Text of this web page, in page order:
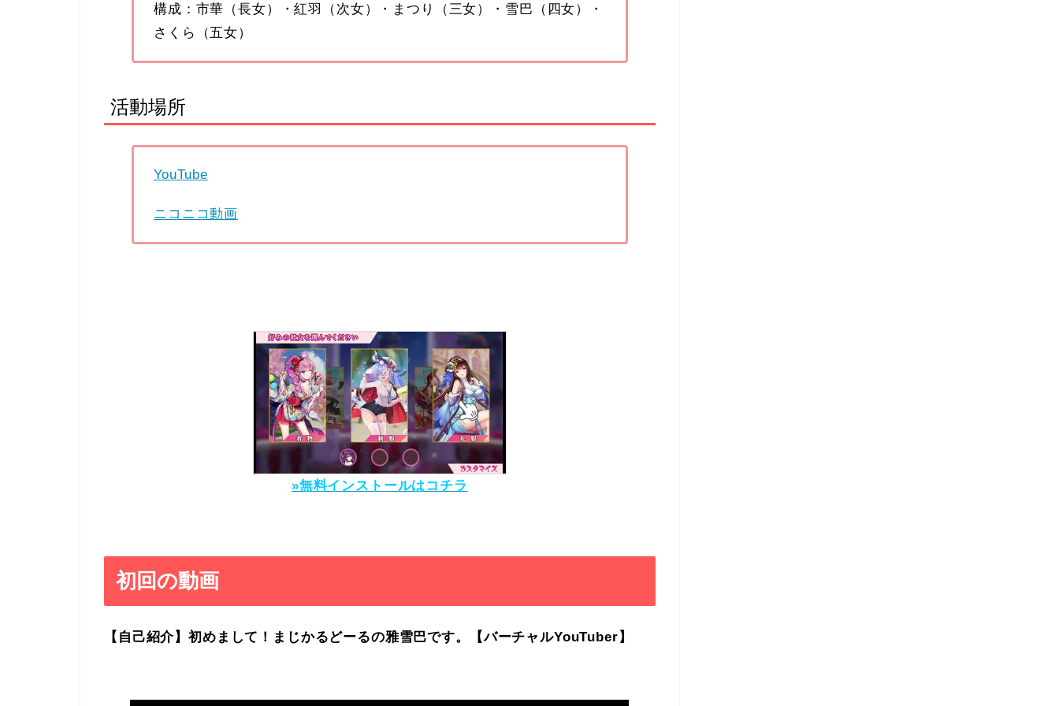
構成：市華（長女）・紅羽（次女）・まつり（三女）・雪巴（四女）・
さくら（五女）
活動場所
YouTube
ニコニコ動画
»無料インストールはコチラ
初回の動画
【自己紹介】初めまして！まじかるどーるの雅雪巴です。【バーチャルYouTuber】